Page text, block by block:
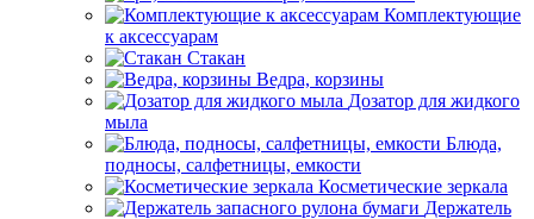
Комплектующие
к аксессуарам
Стакан
Ведра, корзины
Дозатор для жидкого
мыла
Блюда,
подносы, салфетницы, емкости
Косметические зеркала
Держатель